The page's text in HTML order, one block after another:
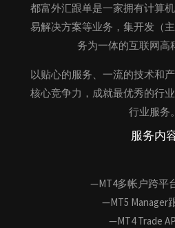
都富外汇跟单是一家拥有计算
易解决方案等业务，集开发（
务为一体的互联网高
以贴心的服务、一流的技术和
核心竞争力，成就最优秀的行
行业服务。
服务内
—MT4多帐户跨平
—MT5 Manager
—MT4 Trade